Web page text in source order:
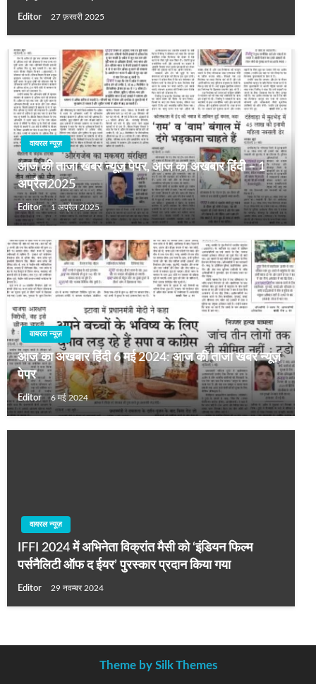
Editor 27 फ़रवरी 2025
वायरल न्यूज़
आज की ताजा खबर न्यूज़ पेपर, आज का अखबार हिंदी – 1
अप्रैल2025
Editor 1 अप्रैल 2025
वायरल न्यूज़
आज का अखबार हिंदी 6 मई 2024: आज की ताजा खबर न्यूज़
पेपर
Editor 6 मई 2024
वायरल न्यूज़
IFFI 2024 में अभिनेता विक्रांत मैसी को ‘इंडियन फिल्म
पर्सनैलिटी ऑफ द ईयर’ पुरस्कार प्रदान किया गया
Editor 29 नवम्बर 2024
Theme by Silk Themes